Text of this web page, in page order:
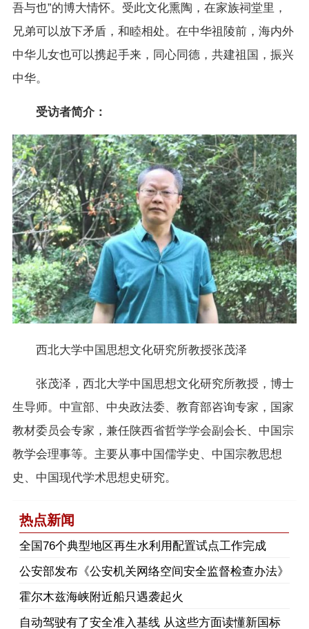
吾与也”的博大情怀。受此文化熏陶，在家族祠堂里，
兄弟可以放下矛盾，和睦相处。在中华祖陵前，海内外
中华儿女也可以携起手来，同心同德，共建祖国，振兴
中华。
受访者简介：
西北大学中国思想文化研究所教授张茂泽
张茂泽，西北大学中国思想文化研究所教授，博士
生导师。中宣部、中央政法委、教育部咨询专家，国家
教材委员会专家，兼任陕西省哲学学会副会长、中国宗
教学会理事等。主要从事中国儒学史、中国宗教思想
史、中国现代学术思想史研究。
热点新闻
​全国76个典型地区再生水利用配置试点工作完成
公安部发布《公安机关网络空间安全监督检查办法》
霍尔木兹海峡附近船只遇袭起火
自动驾驶有了安全准入基线 从这些方面读懂新国标